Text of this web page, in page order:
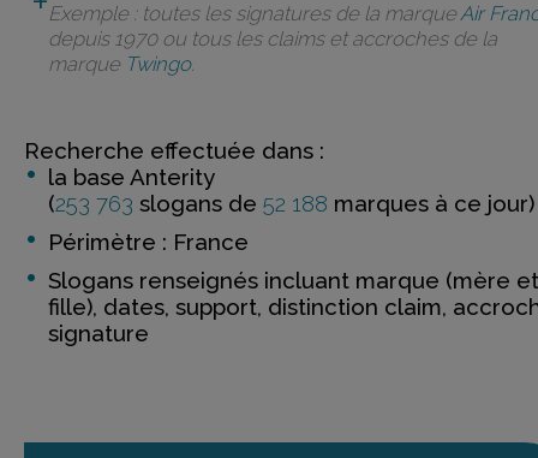
Exemple : toutes les signatures de la marqueAir
depuis 1970 ou tous les claims et accroches de la
marque Twingo.
Recherche effectuée dans :
la base Anterity
(253 763 slogans de 52 188 marques à ce jour)
Périmètre : France
Slogans renseignés incluant marque (mère et
fille), dates, support, distinction claim,
signature